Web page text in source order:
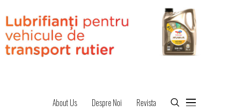
About Us Despre Noi Revista